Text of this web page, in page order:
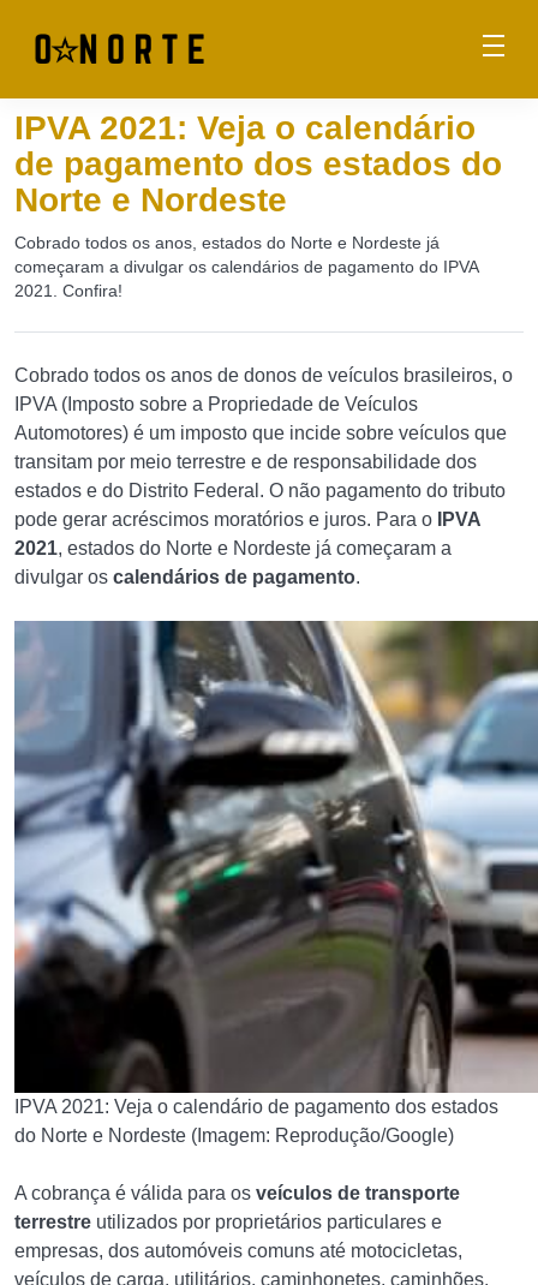
IPVA 2021: Veja o calendário
de pagamento dos estados do
Norte e Nordeste
Cobrado todos os anos, estados do Norte e Nordeste já
começaram a divulgar os calendários de pagamento do IPVA
2021. Confira!
Cobrado todos os anos de donos de veículos brasileiros, o
IPVA (Imposto sobre a Propriedade de Veículos
Automotores) é um imposto que incide sobre veículos que
transitam por meio terrestre e de responsabilidade dos
estados e do Distrito Federal. O não pagamento do tributo
pode gerar acréscimos moratórios e juros. Para o IPVA
2021, estados do Norte e Nordeste já começaram a
divulgar os calendários de pagamento.
IPVA 2021: Veja o calendário de pagamento dos estados
do Norte e Nordeste (Imagem: Reprodução/Google)
A cobrança é válida para os veículos de transporte
terrestre utilizados por proprietários particulares e
empresas, dos automóveis comuns até motocicletas,
veículos de carga, utilitários, caminhonetes, caminhões,